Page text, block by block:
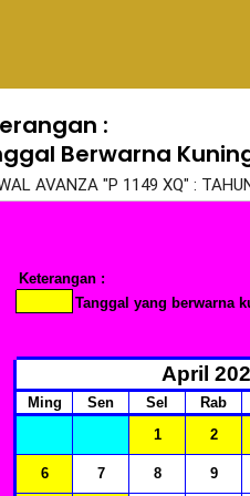
:
Berwarna